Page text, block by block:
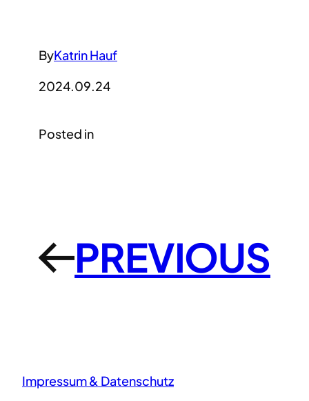
ByKatrin Hauf
2024.09.24
Posted in
←PREVIOUS
Impressum & Datenschutz